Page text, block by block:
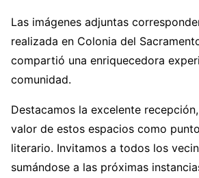
Las imágenes adjuntas
realizada en Colonia del
compartió una enriquecedora
comunidad.
Destacamos la excelente
valor de estos espacios como
literario. Invitamos a todos los
sumándose a las próximas